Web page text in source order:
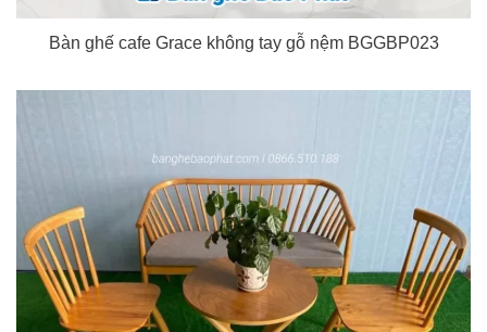
Bàn ghế cafe Grace không tay gỗ nệm BGGBP023